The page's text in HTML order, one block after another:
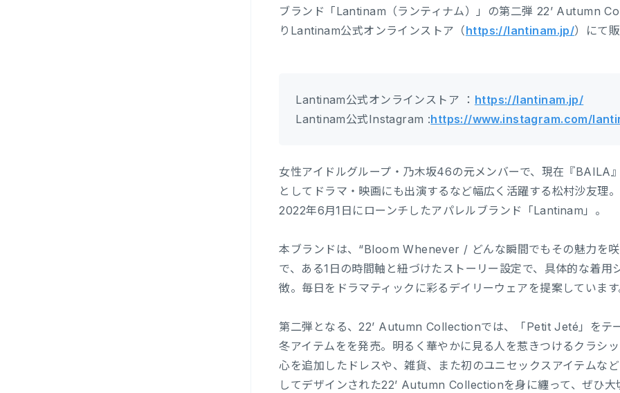
ブランド「Lantinam（ランティナム）」の第二弾 22’ Autumn
りLantinam公式オンラインストア（https://lantinam.jp/）にて
Lantinam公式オンラインストア ： https://lantinam.jp/
Lantinam公式Instagram :https://www.instagram.com/
女性アイドルグループ・乃木坂46の元メンバーで、現在『BAILA
としてドラマ・映画にも出演するなど幅広く活躍する松村沙友理
2022年6月1日にローンチしたアパレルブランド「Lantinam」。
本ブランドは、“Bloom Whenever / どんな瞬間でもその魅力を
で、ある1日の時間軸と紐づけたストーリー設定で、具体的な着
徴。毎日をドラマティックに彩るデイリーウェアを提案しています
第二弾となる、22’ Autumn Collectionでは、「Petit Jeté」をテ
冬アイテムをを発売。明るく華やかに見る人を惹きつけるクラシ
心を追加したドレスや、雑貨、また初のユニセックスアイテムな
してデザインされた22’ Autumn Collectionを身に纏って、ぜひ大